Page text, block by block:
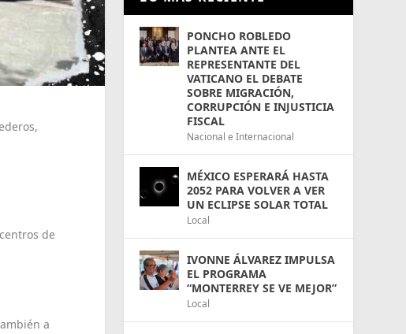
de
a
PONCHO ROBLEDO
PLANTEA ANTE EL
REPRESENTANTE DEL
VATICANO EL DEBATE
SOBRE MIGRACIÓN,
CORRUPCIÓN E INJUSTICIA
FISCAL
Nacional e Internacional
MÉXICO ESPERARÁ HASTA
2052 PARA VOLVER A VER
UN ECLIPSE SOLAR TOTAL
Local
IVONNE ÁLVAREZ IMPULSA
EL PROGRAMA
“MONTERREY SE VE MEJOR”
Local